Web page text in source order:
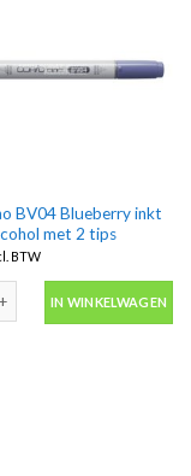
aantal
BV04 Blueberry inkt
met 2 tips
BTW
BV04 Blueberry inkt
IN WINKELWAGEN